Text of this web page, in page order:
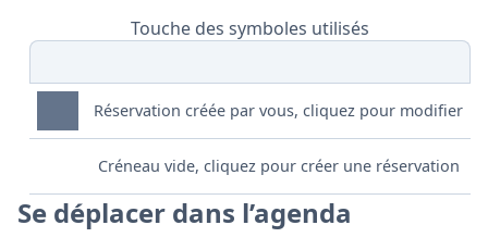
Touche des symboles utilisés
Réservation créée par vous, cliquez pour modifier
Créneau vide, cliquez pour créer une réservation
Se déplacer dans l’agenda